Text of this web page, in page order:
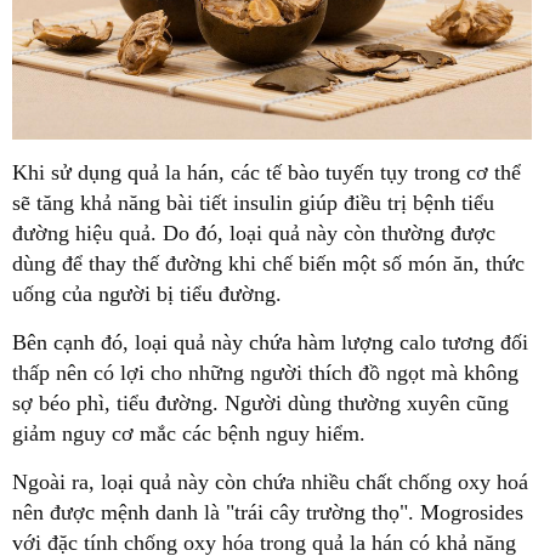
Khi sử dụng quả la hán, các tế bào tuyến tụy trong cơ thể
sẽ tăng khả năng bài tiết insulin giúp điều trị bệnh tiểu
đường hiệu quả. Do đó, loại quả này còn thường được
dùng để thay thế đường khi chế biến một số món ăn, thức
uống của người bị tiểu đường.
Bên cạnh đó, loại quả này chứa hàm lượng calo tương đối
thấp nên có lợi cho những người thích đồ ngọt mà không
sợ béo phì, tiểu đường. Người dùng thường xuyên cũng
giảm nguy cơ mắc các bệnh nguy hiểm.
Ngoài ra, loại quả này còn chứa nhiều chất chống oxy hoá
nên được mệnh danh là "trái cây trường thọ". Mogrosides
với đặc tính chống oxy hóa trong quả la hán có khả năng